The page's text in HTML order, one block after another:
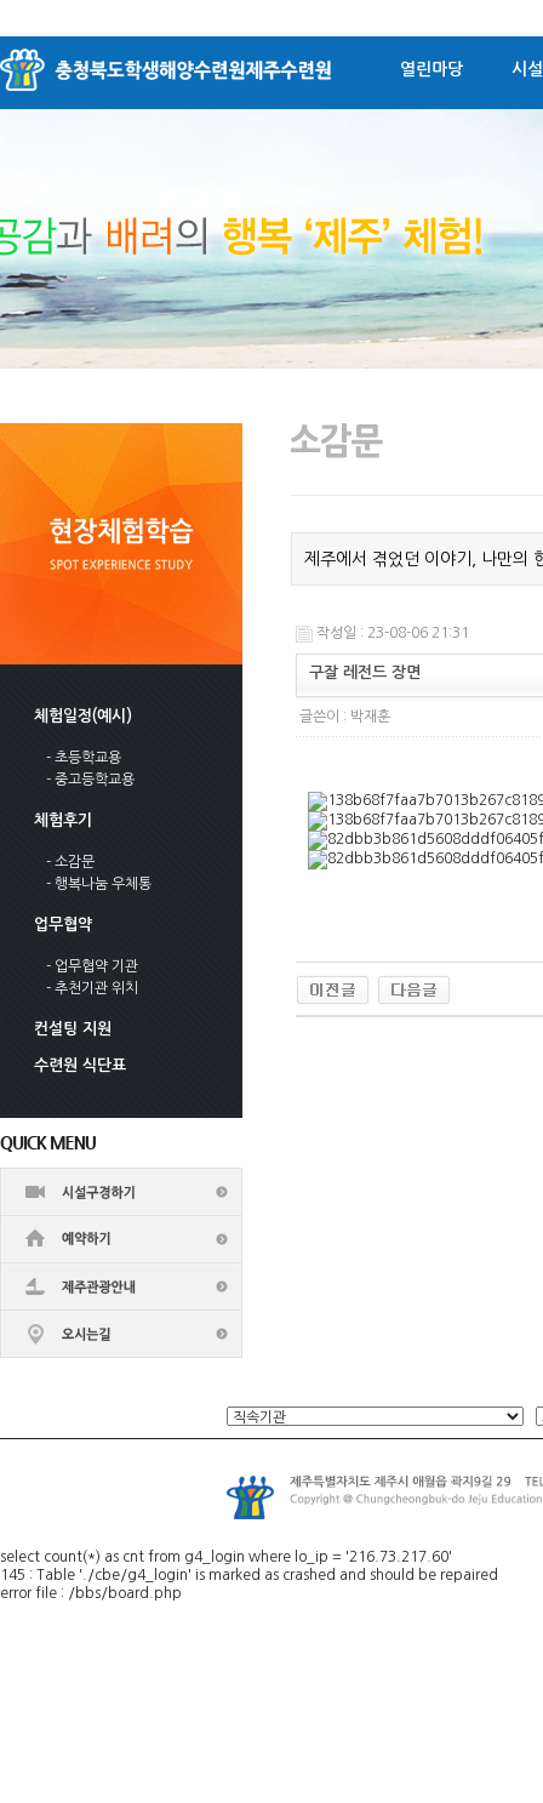
열린마당 시
체험일정(예시)
- 초등학교용
- 중고등학교용
체험후기
- 소감문
- 행복나눔 우체통
업무협약
- 업무협약 기관
- 추천기관 위치
컨설팅 지원
수련원 식단표
제주에서 겪었던 이야기, 나만의
작성일 : 23-08-06 21:31
구잘 레전드 장면
글쓴이 : 박재훈
select count(*) as cnt from g4_login where lo_ip = '216.73.217.60'
145 : Table './cbe/g4_login' is marked as crashed and should be repaired
error file : /bbs/board.php